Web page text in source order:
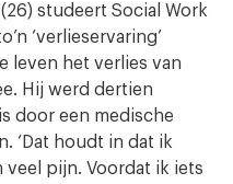
studeert Social Work
‘verlieservaring’
leven het verlies van
Hij werd dertien
door een medische
‘Dat houdt in dat ik
pijn. Voordat ik iets